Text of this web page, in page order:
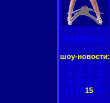
ИХ НРАВЫ:
шоу-новости:
1
2 3
4
5
6 7
8
9 10 11 12
13 14 15 16